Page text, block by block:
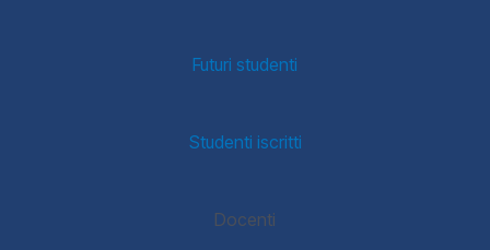
Futuri studenti
Studenti iscritti
Docenti